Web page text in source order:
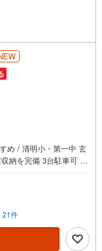
め / 清明小・第一中 玄
納を完備 3台駐車可 南
不動産会社です！福島
知した暮らし目線のご
高評価をいただいて
参考になさってくださ
です！/「通るかな…？」
資金が少ない方のご相
21件